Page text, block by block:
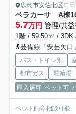
広島市安佐北区口
ベラカーサ A棟
5.7万円 管理/共
1階 / 59.50㎡ / 3DK
芸備線「安芸矢口
バス・トイレ別
都市ガス
駐輪場
即入居可 ペット可
ペット飼育相談可能